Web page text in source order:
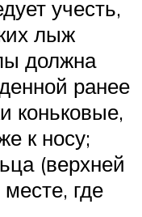
учесть,
лыж
должна
ранее
коньковые,
к носу;
(верхней
где